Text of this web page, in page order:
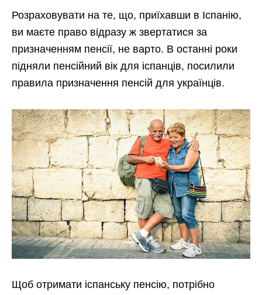
Розраховувати на те, що, приїхавши в Іспанію,
ви маєте право відразу ж звертатися за
призначенням пенсії, не варто. В останні роки
підняли пенсійний вік для іспанців, посилили
правила призначення пенсій для українців.
Щоб отримати іспанську пенсію, потрібно